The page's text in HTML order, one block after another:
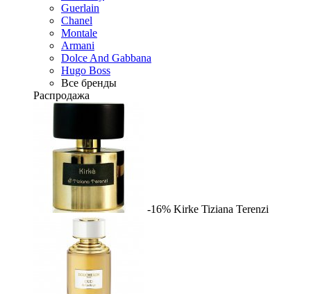
Guerlain
Chanel
Montale
Armani
Dolce And Gabbana
Hugo Boss
Все бренды
Распродажа
-16% Kirke Tiziana Terenzi